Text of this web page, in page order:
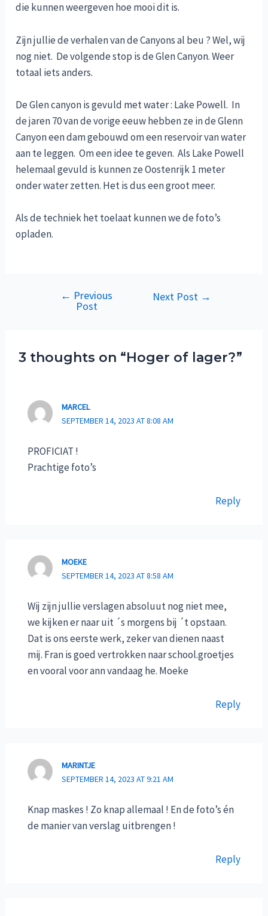
die kunnen weergeven hoe mooi dit is.
Zijn jullie de verhalen van de Canyons al beu ? Wel, wij
nog niet. De volgende stop is de Glen Canyon. Weer
totaal iets anders.
De Glen canyon is gevuld met water : Lake Powell. In
de jaren 70 van de vorige eeuw hebben ze in de Glenn
Canyon een dam gebouwd om een reservoir van water
aan te leggen. Om een idee te geven. Als Lake Powell
helemaal gevuld is kunnen ze Oostenrijk 1 meter
onder water zetten. Het is dus een groot meer.
Als de techniek het toelaat kunnen we de foto’s
opladen.
navigation
← Previous
Post
Next Post →
3 thoughts on “Hoger of lager?”
MARCEL
SEPTEMBER 14, 2023 AT 8:08 AM
PROFICIAT !
Prachtige foto’s
Reply
MOEKE
SEPTEMBER 14, 2023 AT 8:58 AM
Wij zijn jullie verslagen absoluut nog niet mee,
we kijken er naar uit ´s morgens bij ´t opstaan.
Dat is ons eerste werk, zeker van dienen naast
mij. Fran is goed vertrokken naar school.groetjes
en vooral voor ann vandaag he. Moeke
Reply
MARINTJE
SEPTEMBER 14, 2023 AT 9:21 AM
Knap maskes ! Zo knap allemaal ! En de foto’s én
de manier van verslag uitbrengen !
Reply